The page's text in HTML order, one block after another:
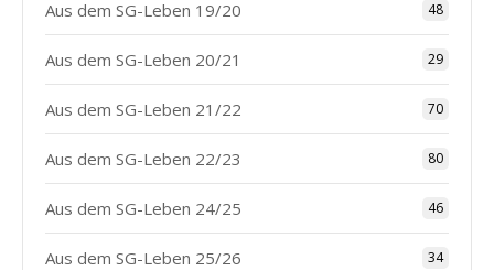
Aus dem SG-Leben 19/20 48
Aus dem SG-Leben 20/21 29
Aus dem SG-Leben 21/22 70
Aus dem SG-Leben 22/23 80
Aus dem SG-Leben 24/25 46
Aus dem SG-Leben 25/26 34